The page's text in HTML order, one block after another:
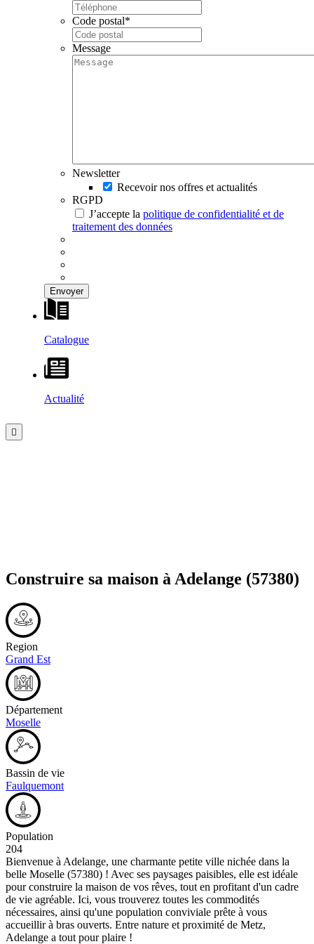
Code postal*
Message
Newsletter
Recevoir nos offres et actualités
RGPD
J’accepte la politique de confidentialité et de
traitement des données
Catalogue
Actualité
Construire sa maison à Adelange (57380)
Region
Grand Est
Département
Moselle
Bassin de vie
Faulquemont
Population
204
Bienvenue à Adelange, une charmante petite ville nichée dans la
belle Moselle (57380) ! Avec ses paysages paisibles, elle est idéale
pour construire la maison de vos rêves, tout en profitant d'un cadre
de vie agréable. Ici, vous trouverez toutes les commodités
nécessaires, ainsi qu'une population conviviale prête à vous
accueillir à bras ouverts. Entre nature et proximité de Metz,
Adelange a tout pour plaire !